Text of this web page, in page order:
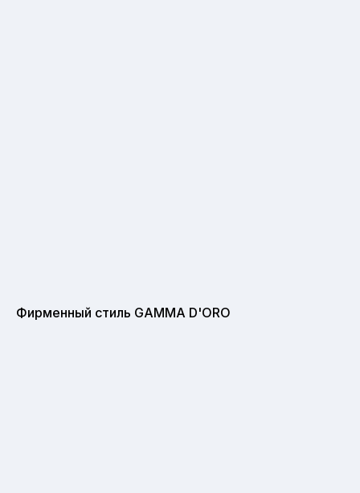
Фирменный стиль GAMMA D'ORO